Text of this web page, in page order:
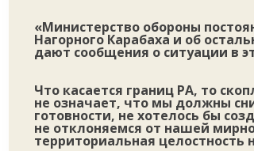
«Министерство обороны
Нагорного Карабаха и об
дают сообщения о ситуации в
Что касается границ РА, то
не означает, что мы должны
готовности, не хотелось бы
не отклоняемся от нашей
территориальная